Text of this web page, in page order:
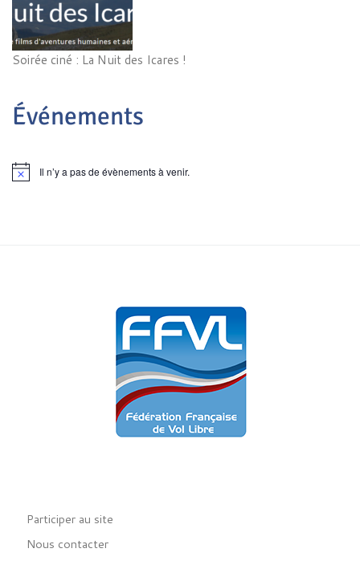
Soirée ciné : La Nuit des Icares !
Événements
Il n’y a pas de évènements à venir.
Participer au site
Nous contacter